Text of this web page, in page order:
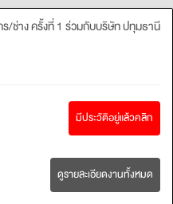
/ช่าง ครั้งที่ 1 ร่วมกับบริษัท ปทุมธานี
มีประวัติอยู่แล้วคลิก
ดูรายละเอียดงานทั้งหมด